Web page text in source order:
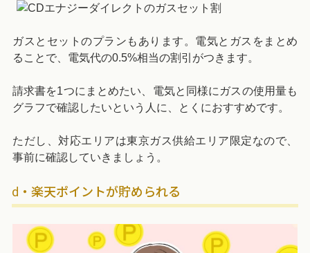
ガスとセットのプランもあります。電気とガスをまとめ
ることで、電気代の0.5%相当の割引がつきます。
請求書を1つにまとめたい、電気と同様にガスの使用量も
グラフで確認したいという人に、とくにおすすめです。
ただし、対応エリアは東京ガス供給エリア限定なので、
事前に確認していきましょう。
d・楽天ポイントが貯められる